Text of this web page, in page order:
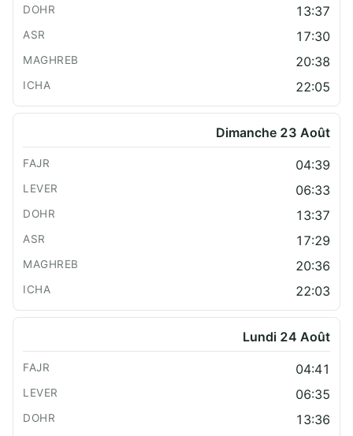
13:37
17:30
20:38
22:05
Dimanche 23 Août
04:39
06:33
13:37
17:29
20:36
22:03
Lundi 24 Août
04:41
06:35
13:36